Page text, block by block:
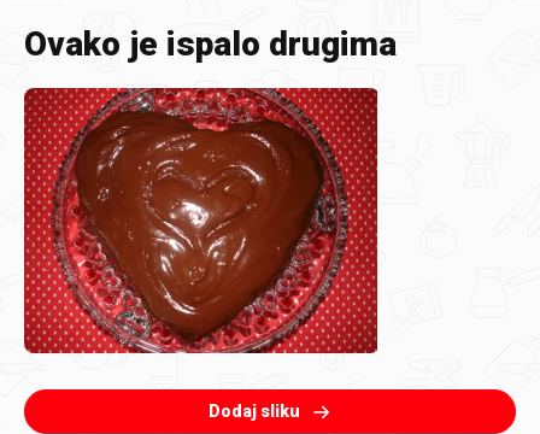
Ovako je ispalo drugima
Dodaj sliku